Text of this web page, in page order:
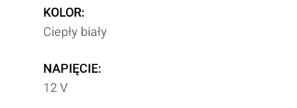
KOLOR:
Ciepły biały
NAPIĘCIE:
12 V